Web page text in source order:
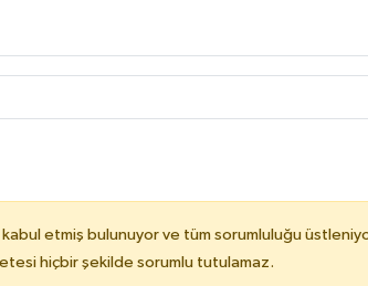
kabul etmiş bulunuyor ve tüm sorumluluğu
hiçbir şekilde sorumlu tutulamaz.